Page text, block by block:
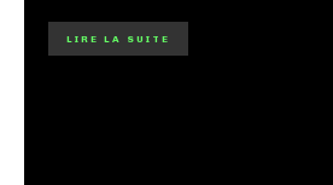
LIRE LA SUITE